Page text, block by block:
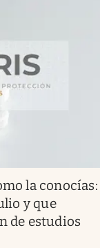
la conocías:
y que
de estudios